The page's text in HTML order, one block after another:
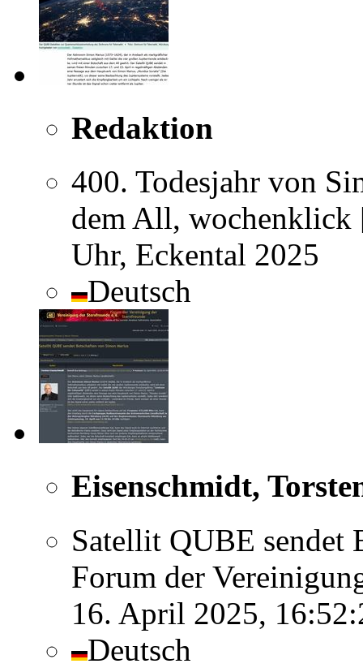
Redaktion
400. Todesjahr von
dem All, wochenklick
Uhr, Eckental 2025
Deutsch
Eisenschmidt,
Satellit QUBE sendet
Forum der
16. April 2025,
Deutsch